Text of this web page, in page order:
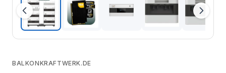
BALKONKRAFTWERK.DE